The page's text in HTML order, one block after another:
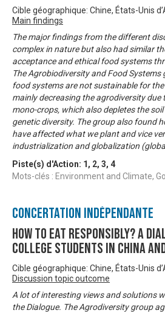
Cible géographique: Chine, États-Unis
Main findings
The major findings from the different
complex in nature but also had similar
acceptance and ethical food systems
The Agrobiodiversity and Food
food systems are not sustainable for
mainly decreasing the agrodiversity due
mono-crops, which also depletes the
genetic diversity. The group also found
have affected what we plant and vice
industrialization and globalization
Piste(s) d'Action: 1 , 2, 3, 4
Mots-clés : Environment and Climate,
Concertation Indépendante
How to Eat Responsibly? A
College Students in China
Cible géographique: Chine, États-Unis
Discussion topic outcome
A lot of interesting views and solutions
the Dialogue. The Agrodiversity group